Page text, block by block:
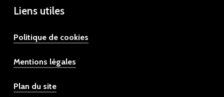
Liens utiles
Politique de cookies
Mentions légales
Plan du site